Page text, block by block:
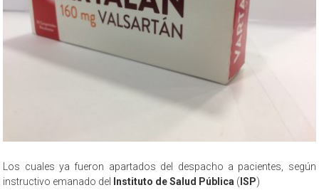
Los cuales ya fueron apartados del despacho a pacientes, según
instructivo emanado del
Instituto de Salud Pública ( ISP)